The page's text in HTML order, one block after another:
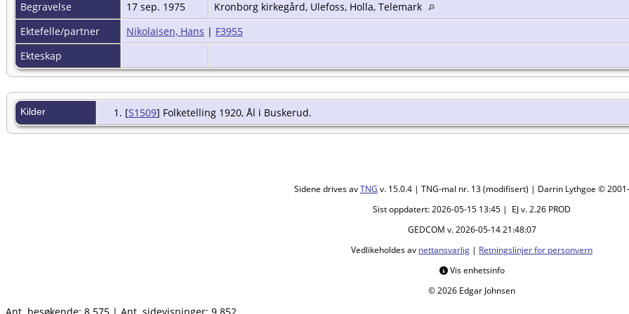
Begravelse
17 sep. 1975
Kronborg kirkegård, Ulefoss, Holla, Telemark
Ektefelle/partner
Nikolaisen, Hans | F3955
Ekteskap
Kilder [S1509] Folketelling 1920, Ål i Buskerud.
Sidene drives avTNG v. 15.0.4 | TNG-mal nr. 13 (modifisert) | Darrin Lythgoe ©
Sist oppdatert: 2026-05-15 13:45 | EJ v. 2.26 PROD
GEDCOM v. 2026-05-14 21:48:07
Vedlikeholdes av nettansvarlig | Retningslinjer for personvern
Vis enhetsinfo
© 2026 Edgar Johnsen